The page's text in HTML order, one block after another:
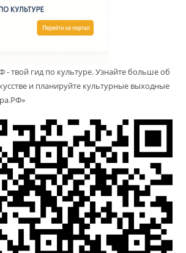
- твой гид по культуре. Узнайте больше об
и планируйте культурные выходные